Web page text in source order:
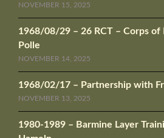
NOVEMBER 15, 2025
1968/08/29 – 26 RCT – Corps of
Polle
NOVEMBER 14, 2025
1968/02/17 – Partnership with
NOVEMBER 13, 2025
1980-1989 – Barmine Layer